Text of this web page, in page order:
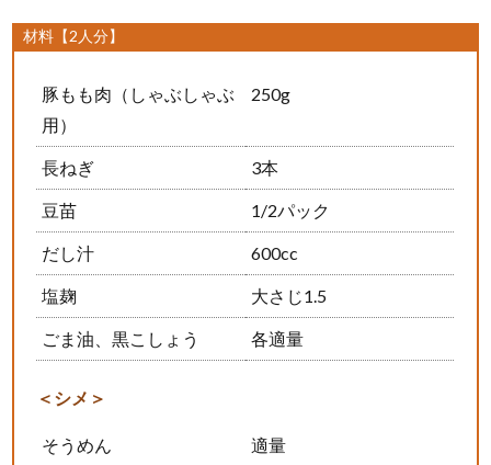
材料【2人分】
豚もも肉（しゃぶしゃぶ
用）
250g
長ねぎ 3本
豆苗 1/2パック
だし汁 600cc
塩麹 大さじ1.5
ごま油、黒こしょう 各適量
＜シメ＞
そうめん 適量